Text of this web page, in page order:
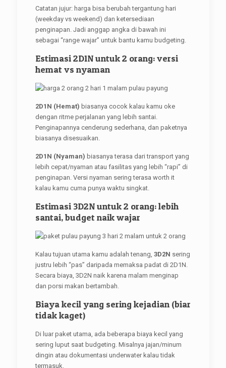
Catatan jujur: harga bisa berubah tergantung hari
(weekday vs weekend) dan ketersediaan
penginapan. Jadi anggap angka di bawah ini
sebagai “range wajar” untuk bantu kamu budgeting.
Estimasi 2D1N untuk 2 orang: versi
hemat vs nyaman
2D1N (Hemat) biasanya cocok kalau kamu oke
dengan ritme perjalanan yang lebih santai.
Penginapannya cenderung sederhana, dan paketnya
biasanya disesuaikan.
2D1N (Nyaman) biasanya terasa dari transport yang
lebih cepat/nyaman atau fasilitas yang lebih “rapi” di
penginapan. Versi nyaman sering terasa worth it
kalau kamu cuma punya waktu singkat.
Estimasi 3D2N untuk 2 orang: lebih
santai, budget naik wajar
Kalau tujuan utama kamu adalah tenang, 3D2N sering
justru lebih “pas” daripada memaksa padat di 2D1N.
Secara biaya, 3D2N naik karena malam menginap
dan porsi makan bertambah.
Biaya kecil yang sering kejadian (biar
tidak kaget)
Di luar paket utama, ada beberapa biaya kecil yang
sering luput saat budgeting. Misalnya jajan/minum
dingin atau dokumentasi underwater kalau tidak
termasuk.